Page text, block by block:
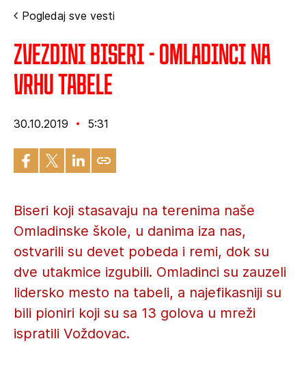
Pogledaj sve vesti
Zvezdini biseri - Omladinci na
vrhu tabele
30.10.2019 5:31
Biseri koji stasavaju na terenima naše
Omladinske škole, u danima iza nas,
ostvarili su devet pobeda i remi, dok su
dve utakmice izgubili. Omladinci su zauzeli
lidersko mesto na tabeli, a najefikasniji su
bili pioniri koji su sa 13 golova u mreži
ispratili Voždovac.